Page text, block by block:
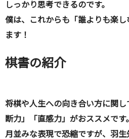
しっかり思考できるのです。
僕は、これからも「誰よりも楽
ます！
棋書の紹介
将棋や人生への向き合い方に関
断力」「直感力」がおススメです。
月並みな表現で恐縮ですが、羽